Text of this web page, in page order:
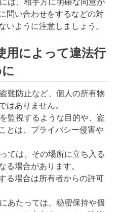
問い合わせをするなどの対
いように注意しましょう。
用によって違法行
難防止など、個人の所有物
はありません。
監視するような目的や、盗
とは、プライバシー侵害や
ては、その場所に立ち入る
る場合があります。
る場合は所有者からの許可
あたっては、秘密保持や個